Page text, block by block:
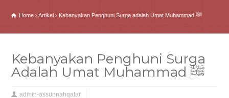
Home Artikel Kebanyakan Penghuni Surga adalah Umat Muhammad ﷺ
Kebanyakan Penghuni Surga
Adalah Umat Muhammad ﷺ
admin-assunnahqatar